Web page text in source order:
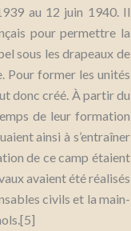
au 12 juin 1940. Il
pour permettre la
sous les drapeaux de
Pour former les unités
donc créé. À partir du
de leur formation
ainsi à s’entraîner
de ce camp étaient
avaient été réalisés
civils et la main-